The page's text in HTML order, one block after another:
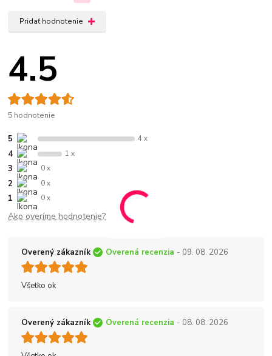
Pridať hodnotenie
4.5
5 hodnotenie
5 4 x
4 1 x
3 0 x
2 0 x
1 0 x
Ako overíme hodnotenie?
Overený zákazník Overená recenzia - 09. 08. 2026
Všetko ok
Overený zákazník Overená recenzia - 08. 08. 2026